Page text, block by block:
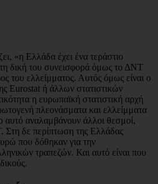
«η Ελλάδα έχει ένα τεράστιο
δική του συνεισφορά όμως το ΔΝΤ
του ελλείμματος. Αυτός όμως είναι ο
Eurostat ή άλλων στατιστικών
η ευρωπαϊκή στατιστική αρχή
πλεονάσματα και ελλείμματα
αναλαμβάνουν άλλοι θεσμοί,
δε περίπτωση της Ελλάδας
που δόθηκαν για την
τραπεζών. Και αυτό είναι που